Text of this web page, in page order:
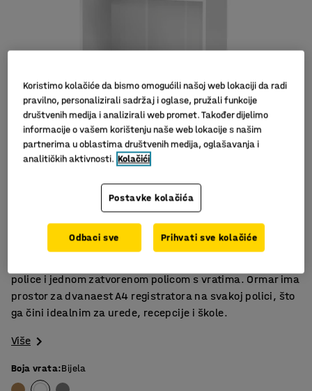
Izbor nekoliko dekora
Praktično spremanje
police i jednom zatvorenom policom s vratima. Ormar ima
prostor za dvanaest A4 registratora na svakoj polici, što
ga čini idealnim za urede, recepcije i škole.
Više
Boja vrata:Bijela
Koristimo kolačiće da bismo omogućili našoj web lokaciji da radi
pravilno, personalizirali sadržaj i oglase, pružali funkcije
društvenih medija i analizirali web promet. Također dijelimo
informacije o vašem korištenju naše web lokacije s našim
partnerima u oblastima društvenih medija, oglašavanja i
analitičkih aktivnosti. Kolačići
Postavke kolačića
Odbaci sve Prihvati sve kolačiće